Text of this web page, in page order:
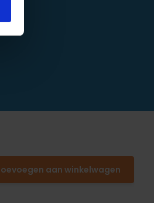
aan winkelwagen